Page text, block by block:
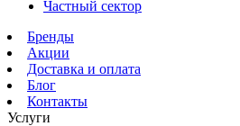
Частный сектор
Бренды
Акции
Доставка и оплата
Блог
Контакты
Услуги